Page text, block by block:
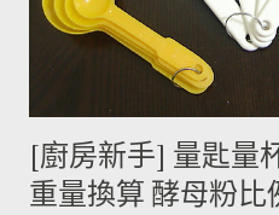
薯應該如何正確儲藏？ 1. 放在
生物鹼。 2. 別放進冰箱冷藏，
烹煮變黑的情形較常溫儲存的馬
木不子誤解《食物與廚藝 蔬果
意義，請大家掠過這段說法。自
較容易發黑，但是目前還找不到
[廚房新手] 量匙量
重量換算 酵母粉比